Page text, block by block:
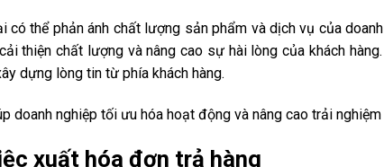
có thể phản ánh chất lượng sản phẩm và dịch vụ của
thiện chất lượng và nâng cao sự hài lòng của khách hàng.
dựng lòng tin từ phía khách hàng.
doanh nghiệp tối ưu hóa hoạt động và nâng cao trải nghiệm
xuất hóa đơn trả hàng